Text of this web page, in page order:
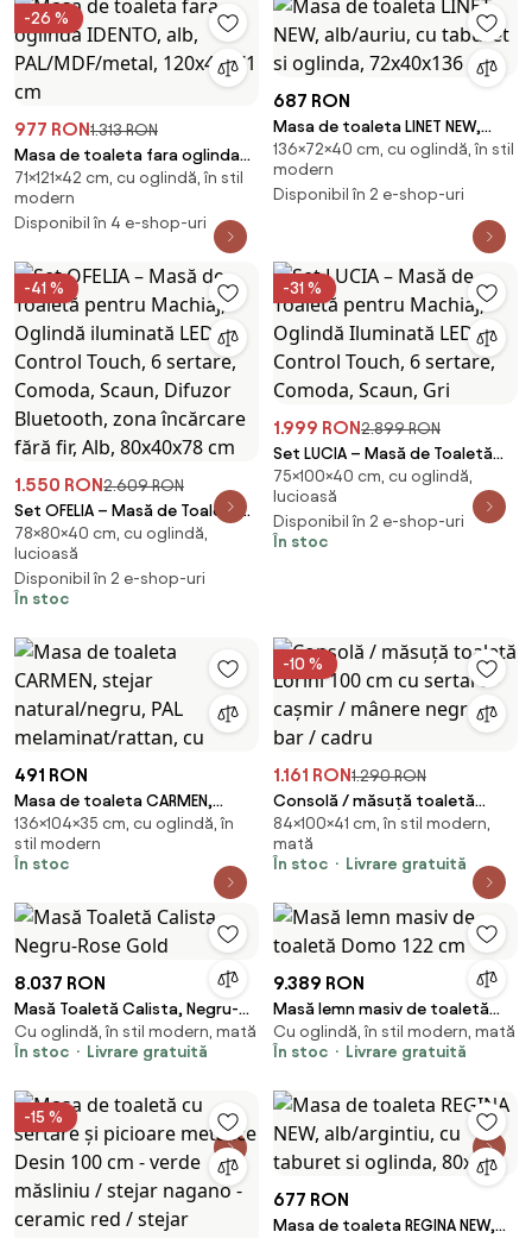
Bluetooth, Scaun
-26 %
977 RON1.313 RON
Masa de toaleta fara oglinda
IDENTO, alb, PAL/MDF/metal,
120x42x71 cm
71×121×42 cm, cu oglindă, în stil
modern
Disponibil în 4 e-shop-uri
687 RON
Masa de toaleta LINET NEW,
alb/auriu, cu taburet si oglinda,
72x40x136
136×72×40 cm, cu oglindă, în stil
modern
Disponibil în 2 e-shop-uri
-41 %
1.550 RON2.609 RON
Set OFELIA – Masă de Toaletă
pentru Machiaj, Oglindă
iluminată LED, Control Touch, 6
sertare, Comoda, Scaun,
Difuzor Bluetooth, zona
cm
78×80×40 cm, cu oglindă,
lucioasă
Disponibil în 2 e-shop-uri
În stoc
-31 %
1.999 RON2.899 RON
Set LUCIA – Masă de Toaletă
pentru Machiaj, Oglindă
Iluminată LED, Control Touch, 6
sertare, Comoda, Scaun, Gri
75×100×40 cm, cu oglindă,
lucioasă
Disponibil în 2 e-shop-uri
În stoc
491 RON
Masa de toaleta CARMEN,
stejar natural/negru, PAL
melaminat/rattan, cu
136×104×35 cm, cu oglindă, în
stil modern
În stoc
-10 %
1.161 RON1.290 RON
Consolă / măsuță toaletă
Lorini 100 cm cu sertare -
cașmir / mânere negre T-bar /
cadru
84×100×41 cm, în stil modern,
mată
În stoc
Livrare gratuită
8.037 RON
Masă Toaletă Calista, Negru-
Rose Gold
Cu oglindă, în stil modern, mată
În stoc
Livrare gratuită
9.389 RON
Masă lemn masiv de toaletă
Domo 122 cm
Cu oglindă, în stil modern, mată
În stoc
Livrare gratuită
-15 %
677 RON
Masa de toaleta REGINA NEW,